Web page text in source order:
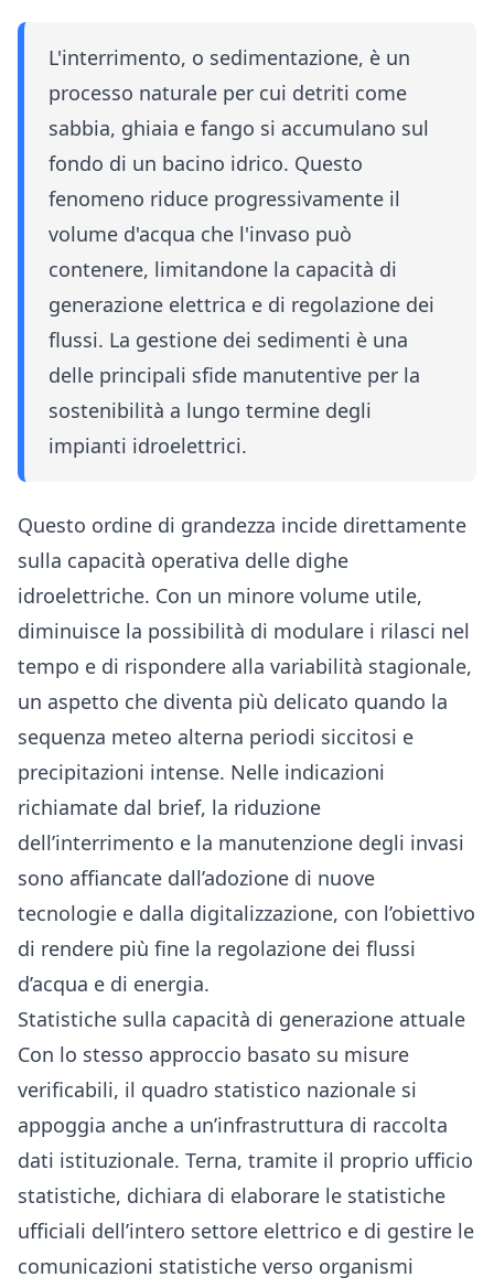
L'interrimento, o sedimentazione, è un
processo naturale per cui detriti come
sabbia, ghiaia e fango si accumulano sul
fondo di un bacino idrico. Questo
fenomeno riduce progressivamente il
volume d'acqua che l'invaso può
contenere, limitandone la capacità di
generazione elettrica e di regolazione dei
flussi. La gestione dei sedimenti è una
delle principali sfide manutentive per la
sostenibilità a lungo termine degli
impianti idroelettrici.
Questo ordine di grandezza incide direttamente
sulla capacità operativa delle dighe
idroelettriche. Con un minore volume utile,
diminuisce la possibilità di modulare i rilasci nel
tempo e di rispondere alla variabilità stagionale,
un aspetto che diventa più delicato quando la
sequenza meteo alterna periodi siccitosi e
precipitazioni intense. Nelle indicazioni
richiamate dal brief, la riduzione
dell’interrimento e la manutenzione degli invasi
sono affiancate dall’adozione di nuove
tecnologie e dalla digitalizzazione, con l’obiettivo
di rendere più fine la regolazione dei flussi
d’acqua e di energia.
Statistiche sulla capacità di generazione attuale
Con lo stesso approccio basato su misure
verificabili, il quadro statistico nazionale si
appoggia anche a un’infrastruttura di raccolta
dati istituzionale. Terna, tramite il proprio ufficio
statistiche, dichiara di elaborare le statistiche
ufficiali dell’intero settore elettrico e di gestire le
comunicazioni statistiche verso organismi